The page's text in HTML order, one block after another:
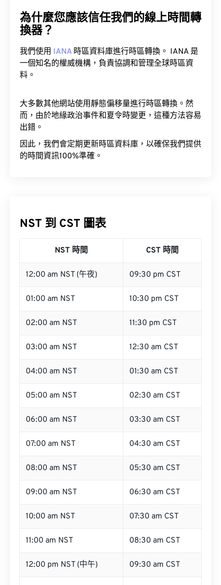
為什麼您應該信任我們的線上時間轉
換器？
我們使用 IANA 時區資料庫進行時區轉換。 IANA 是
一個知名的權威機構，負責協調和管理全球時區資
料。
大多數其他網站使用靜態偏移量進行時區轉換。然
而，由於地緣政治事件和夏令時變更，這種方法容易
出錯。
因此，我們會定期更新時區資料庫，以確保我們提供
的時間資訊100%準確。
NST 到 CST 圖表
NST 時間 CST 時間
12:00 am NST (午夜) 09:30 pm CST
01:00 am NST 10:30 pm CST
02:00 am NST 11:30 pm CST
03:00 am NST 12:30 am CST
04:00 am NST 01:30 am CST
05:00 am NST 02:30 am CST
06:00 am NST 03:30 am CST
07:00 am NST 04:30 am CST
08:00 am NST 05:30 am CST
09:00 am NST 06:30 am CST
10:00 am NST 07:30 am CST
11:00 am NST 08:30 am CST
12:00 pm NST (中午) 09:30 am CST